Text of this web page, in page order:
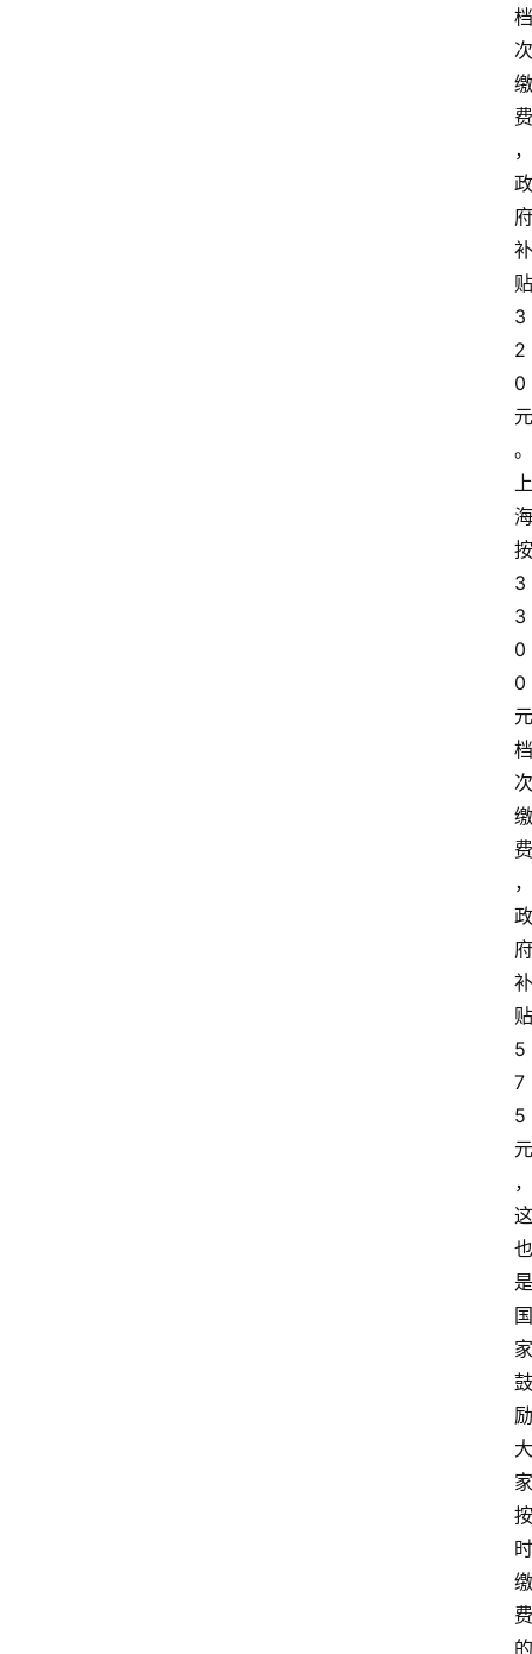
档
次
缴
费
，
政
府
补
贴
3
2
0
元
。
上
海
按
3
3
0
0
元
档
次
缴
费
，
政
府
补
贴
5
7
5
元
，
这
也
是
国
家
鼓
励
大
家
按
时
缴
费
的